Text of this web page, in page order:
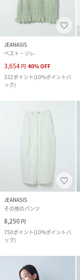
JEANASIS
ベスト・ジレ
3,654 円 40%OFF
332ポイント(10%ポイントバ
ック)
JEANASIS
その他のパンツ
8,250 円
750ポイント(10%ポイントバ
ック)